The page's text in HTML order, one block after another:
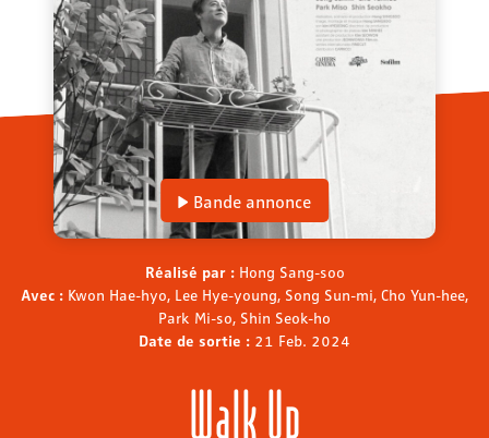
Bande annonce
Réalisé par : Hong Sang-soo
Avec : Kwon Hae-hyo, Lee Hye-young, Song Sun-mi, Cho Yun-hee,
Park Mi-so, Shin Seok-ho
Date de sortie : 21 Feb. 2024
Walk Up